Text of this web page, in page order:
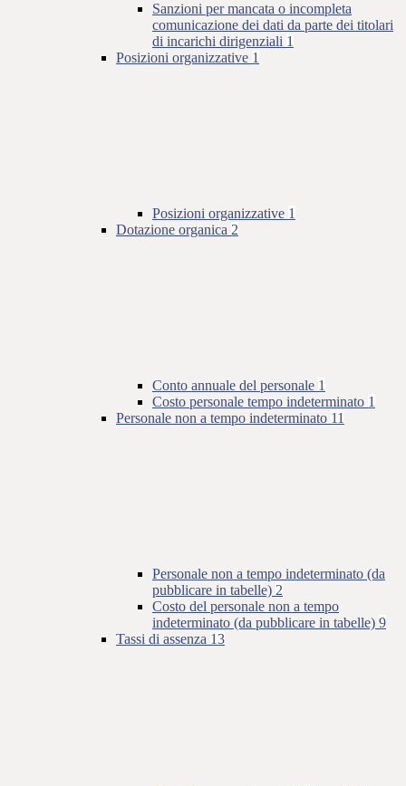
Sanzioni per mancata o incompleta
comunicazione dei dati da parte dei titolari
di incarichi dirigenziali 1
Posizioni organizzative 1
Posizioni organizzative 1
Dotazione organica 2
Conto annuale del personale 1
Costo personale tempo indeterminato 1
Personale non a tempo indeterminato 11
Personale non a tempo indeterminato (da
pubblicare in tabelle) 2
Costo del personale non a tempo
indeterminato (da pubblicare in tabelle) 9
Tassi di assenza 13